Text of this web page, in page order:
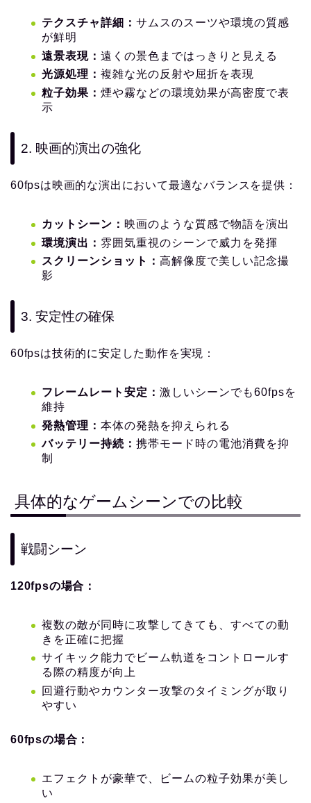
テクスチャ詳細： サムスのスーツや環境の質感
が鮮明
遠景表現： 遠くの景色まではっきりと見える
光源処理： 複雑な光の反射や屈折を表現
粒子効果： 煙や霧などの環境効果が高密度で表
示
2. 映画的演出の強化
60fpsは映画的な演出において最適なバランスを提供：
カットシーン： 映画のような質感で物語を演出
環境演出： 雰囲気重視のシーンで威力を発揮
スクリーンショット： 高解像度で美しい記念撮
影
3. 安定性の確保
60fpsは技術的に安定した動作を実現：
フレームレート安定： 激しいシーンでも60fpsを
維持
発熱管理： 本体の発熱を抑えられる
バッテリー持続： 携帯モード時の電池消費を抑
制
具体的なゲームシーンでの比較
戦闘シーン
120fpsの場合：
複数の敵が同時に攻撃してきても、すべての動
きを正確に把握
サイキック能力でビーム軌道をコントロールす
る際の精度が向上
回避行動やカウンター攻撃のタイミングが取り
やすい
60fpsの場合：
エフェクトが豪華で、ビームの粒子効果が美し
い